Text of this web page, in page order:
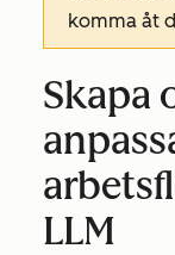
komma åt
Skapa
LLM